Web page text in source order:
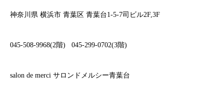
神奈川県 横浜市 青葉区 青葉台1-5-7司ビル2F,3F
045-508-9968(2 階) 045-299-0702(3階)
salon de merci サロンドメルシー青葉台